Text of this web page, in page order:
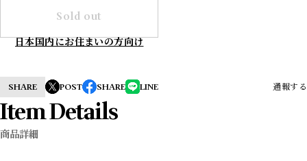
Sold out
日本国内にお住まいの方向け
SHARE POST SHARE LINE 通報する
Item Details
商品詳細